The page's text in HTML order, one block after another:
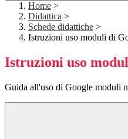
Home >
Didattica >
Schede didattiche >
Istruzioni uso moduli di
Istruzioni uso
Guida all'uso di Google moduli